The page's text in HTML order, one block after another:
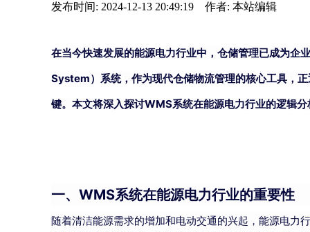
发布时间: 2024-12-13 20:49:19 作者: 本站编辑
在当今快速发展的能源电力行业中，仓储管理已成为企
System）系统，作为现代仓储物流管理的核心工具，
键。本文将深入探讨WMS系统在能源电力行业的逻辑
一、WMS系统在能源电力行业的重要性
随着清洁能源需求的增加和电动交通的兴起，能源电力